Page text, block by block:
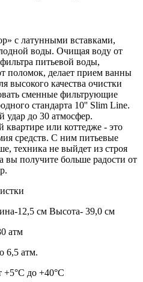
с латунными вставками,
воды. Очищая воду от
питьевой воды,
поломок, делает прием ванны
высокого качества очистки
сменные фильтрующие
стандарта 10'' Slim Line.
удар до 30 атмосфер.
или коттедже - это
средств. С ним питьевые
техника не выйдет из строя
вы получите больше радости от
12,5 см Высота- 39,0 см
атм
6,5 атм.
+5°C до +40°C